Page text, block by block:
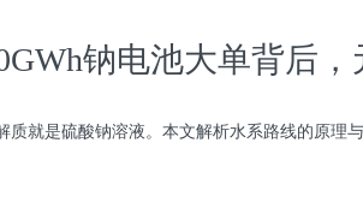
钠电池大单背后
质就是硫酸钠溶液。本文解析水系路线的原理